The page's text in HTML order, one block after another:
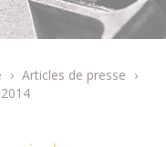
› Articles de presse ›